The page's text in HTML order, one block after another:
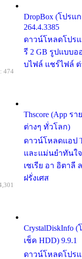
DropBox (โปรแ
264.4.3385
ดาวน์โหลดโปร
รี 2 GB รูปแบบอ
บไฟล์ แชร์ไฟล์ ต่
Thscore (App
ต่างๆ ทั่วโลก)
ดาวน์โหลดแอป
และแม่นยำทันใ
เซเรีย อา อิตาลี
ฝรั่งเศส
474
CrystalDiskInfo
เช็ค HDD) 9.9.1
ดาวน์โหลดโปรแ